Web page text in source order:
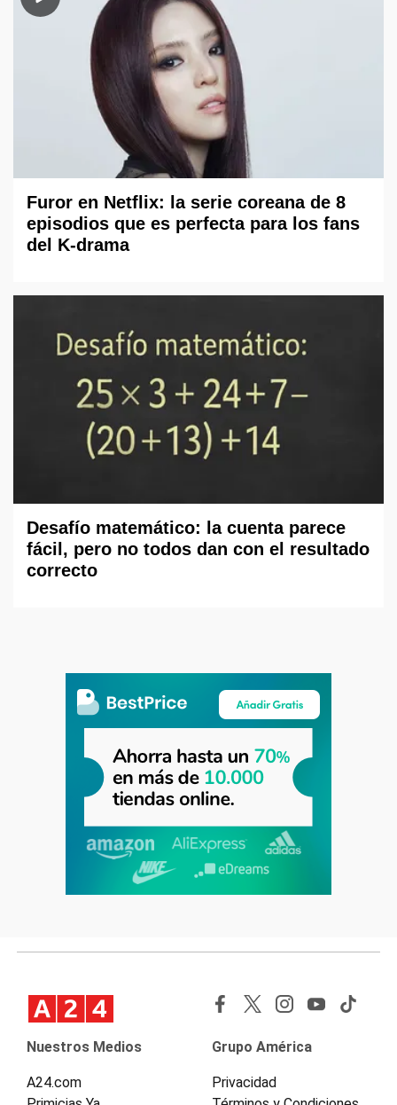
Furor en Netflix: la serie coreana de 8
episodios que es perfecta para los fans
del K-drama
Desafío matemático: la cuenta parece
fácil, pero no todos dan con el resultado
correcto
Nuestros Medios
A24.com
Grupo América
Privacidad